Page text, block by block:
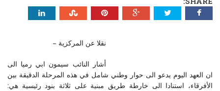
نقلا عن المركزية –
أشار النائب سيمون ابي رميا الى
ان العهد اليوم يدعو الى حوار وطني شامل في هذه المرحلة الدقيقة بين
الأفرقاء، استنادا الى خارطة طريق مبنية على ثلاثة بنود رئيسية هي: